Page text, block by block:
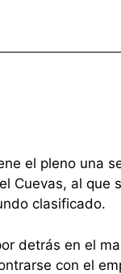
el pleno una
Cuevas, al que
clasificado.
detrás en el
con el